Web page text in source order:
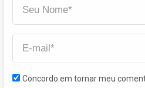
Concordo em tornar meu